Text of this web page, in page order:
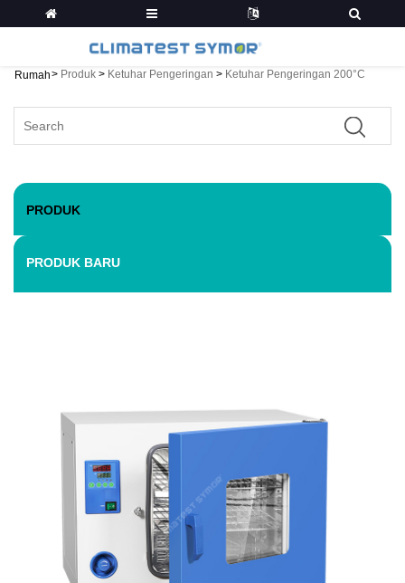
Rumah> Produk > Ketuhar Pengeringan > Ketuhar Pengeringan 200°C
PRODUK
PRODUK BARU